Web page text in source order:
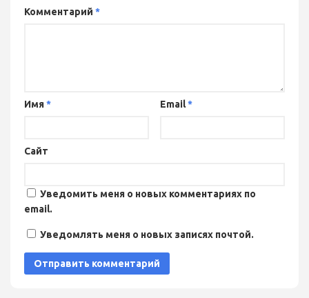
Комментарий *
Имя* Email*
Сайт
Уведомить меня о новых комментариях по
email.
Уведомлять меня о новых записях почтой.